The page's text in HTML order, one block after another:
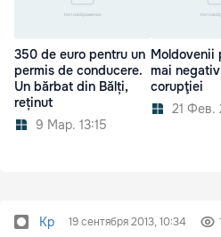
350 de euro pentru un
permis de conducere.
Un bărbat din Bălți,
reținut
9 Мар. 13:15
Moldovenii
mai
corupţiei
21 Фев.
Kp 19 сентября 2013, 10:34